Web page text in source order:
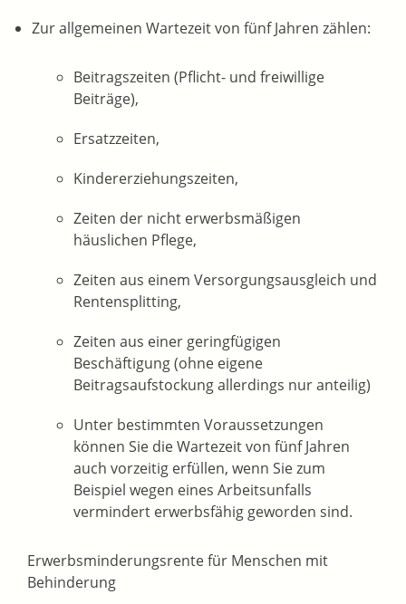
Zur allgemeinen Wartezeit von fünf Jahren zählen:
Beitragszeiten (Pflicht- und freiwillige
Beiträge),
Ersatzzeiten,
Kindererziehungszeiten,
Zeiten der nicht erwerbsmäßigen
häuslichen Pflege,
Zeiten aus einem Versorgungsausgleich und
Rentensplitting,
Zeiten aus einer geringfügigen
Beschäftigung(ohne eigene
Beitragsaufstockung allerdings nur anteilig)
Unter bestimmten Voraussetzungen
können Sie die Wartezeit von fünf Jahren
auch vorzeitig erfüllen, wenn Siezum
Beispielwegen eines Arbeitsunfalls
vermindert erwerbsfähig geworden sind.
Erwerbsminderungsrente für Menschen mit
Behinderung